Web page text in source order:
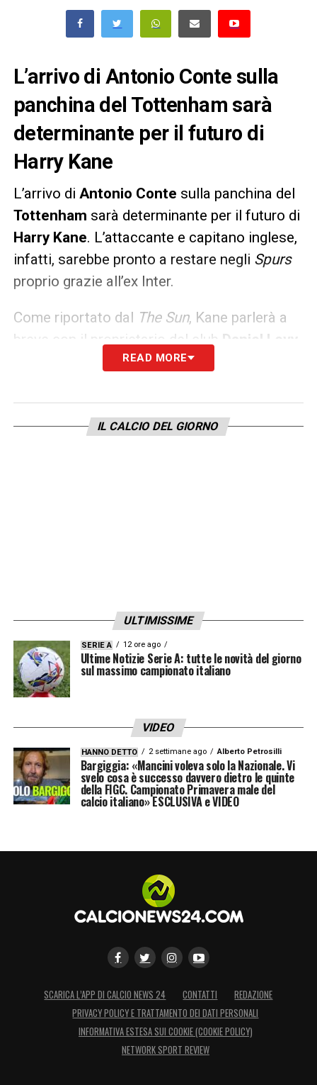
L’arrivo di Antonio Conte sulla
panchina del Tottenham sarà
determinante per il futuro di
Harry Kane
L’arrivo di Antonio Conte sulla panchina del
Tottenham sarà determinante per il futuro di
Harry Kane. L’attaccante e capitano inglese,
infatti, sarebbe pronto a restare negli Spurs
proprio grazie all’ex Inter.
Come riportato dal The Sun, Kane parlerà a
breve con il proprietario del club Daniel Levy
che gli proporrà un prolungamento del
delle big europee,Manchester Citysu tutte.
READ MORE
IL CALCIO DEL GIORNO
ULTIMISSIME
SERIE A 12 ore ago
Ultime Notizie Serie A: tutte le novità del giorno
sul massimo campionato italiano
VIDEO
HANNO DETTO 2 settimane ago Alberto Petrosilli
Bargiggia: «Mancini voleva solo la Nazionale. Vi
svelo cosa è successo davvero dietro le quinte
della FIGC. Campionato Primavera male del
calcio italiano» ESCLUSIVA e VIDEO
SCARICA L’APP DI CALCIO NEWS 24 CONTATTI
REDAZIONE
PRIVACY POLICY E TRATTAMENTO DEI DATI PERSONALI
INFORMATIVA ESTESA SUI COOKIE (COOKIE POLICY)
NETWORK SPORT REVIEW